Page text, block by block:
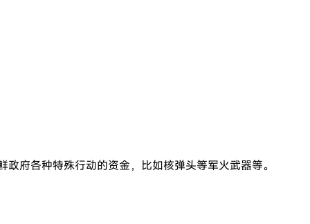
府各种特殊行动的资金，比如核弹头等军火武器等。